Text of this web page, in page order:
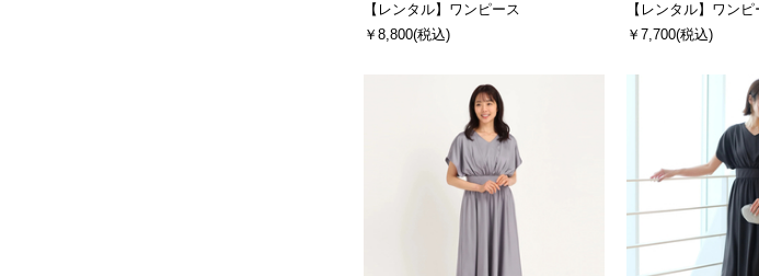
【レンタル】ワンピース
￥8,800(税込)
【レンタル】ワンピ
￥7,700(税込)